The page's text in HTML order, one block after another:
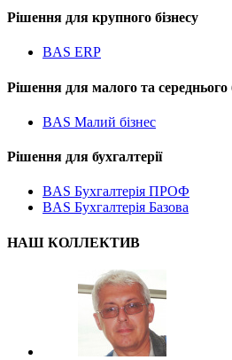
Рішення для крупного бізнесу
BAS ERP
Рішення для малого та середнього
BAS Малий бізнес
Рішення для бухгалтерії
BAS Бухгалтерія ПРОФ
BAS Бухгалтерія Базова
НАШ КОЛЛЕКТИВ